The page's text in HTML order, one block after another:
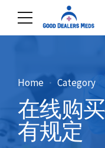
Home Category
在线购
有规定